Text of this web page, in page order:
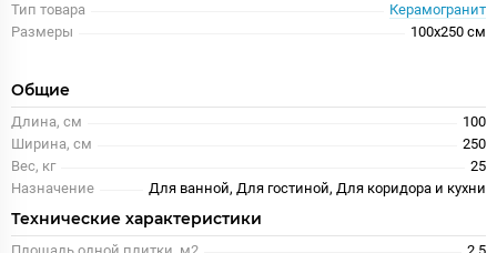
Тип товара
Керамогранит
Размеры
100x250 см
Общие
Длина, см
100
Ширина, см
250
Вес, кг
25
Назначение
Для ванной, Для гостиной, Для коридора и кухни
Технические характеристики